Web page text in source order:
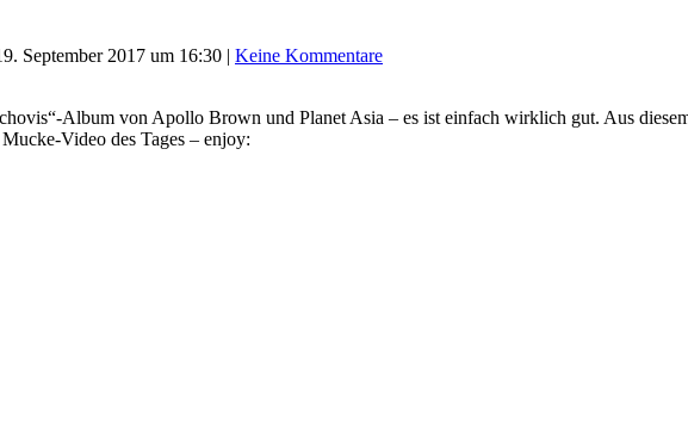
September 2017 um 16:30 | Keine Kommentare
Album von Apollo Brown und Planet Asia – es ist einfach wirklich gut. Aus
Video des Tages – enjoy: